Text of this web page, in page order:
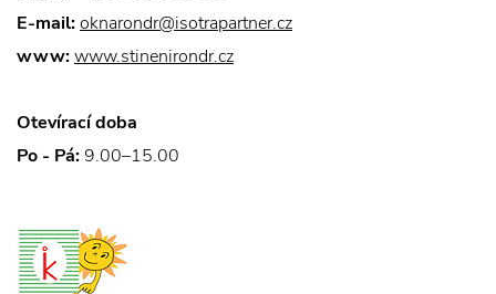
E-mail:oknarondr@isotrapartner.cz
www:www.stinenirondr.cz
Otevírací doba
Po - Pá: 9.00–15.00